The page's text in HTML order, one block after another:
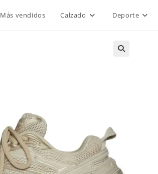
Más vendidos Calzado Deporte